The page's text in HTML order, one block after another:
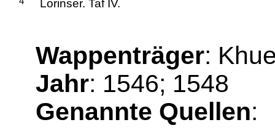
Lorinser. Taf IV.
Wappenträger:
Jahr: 1546; 1548
Genannte Quellen: